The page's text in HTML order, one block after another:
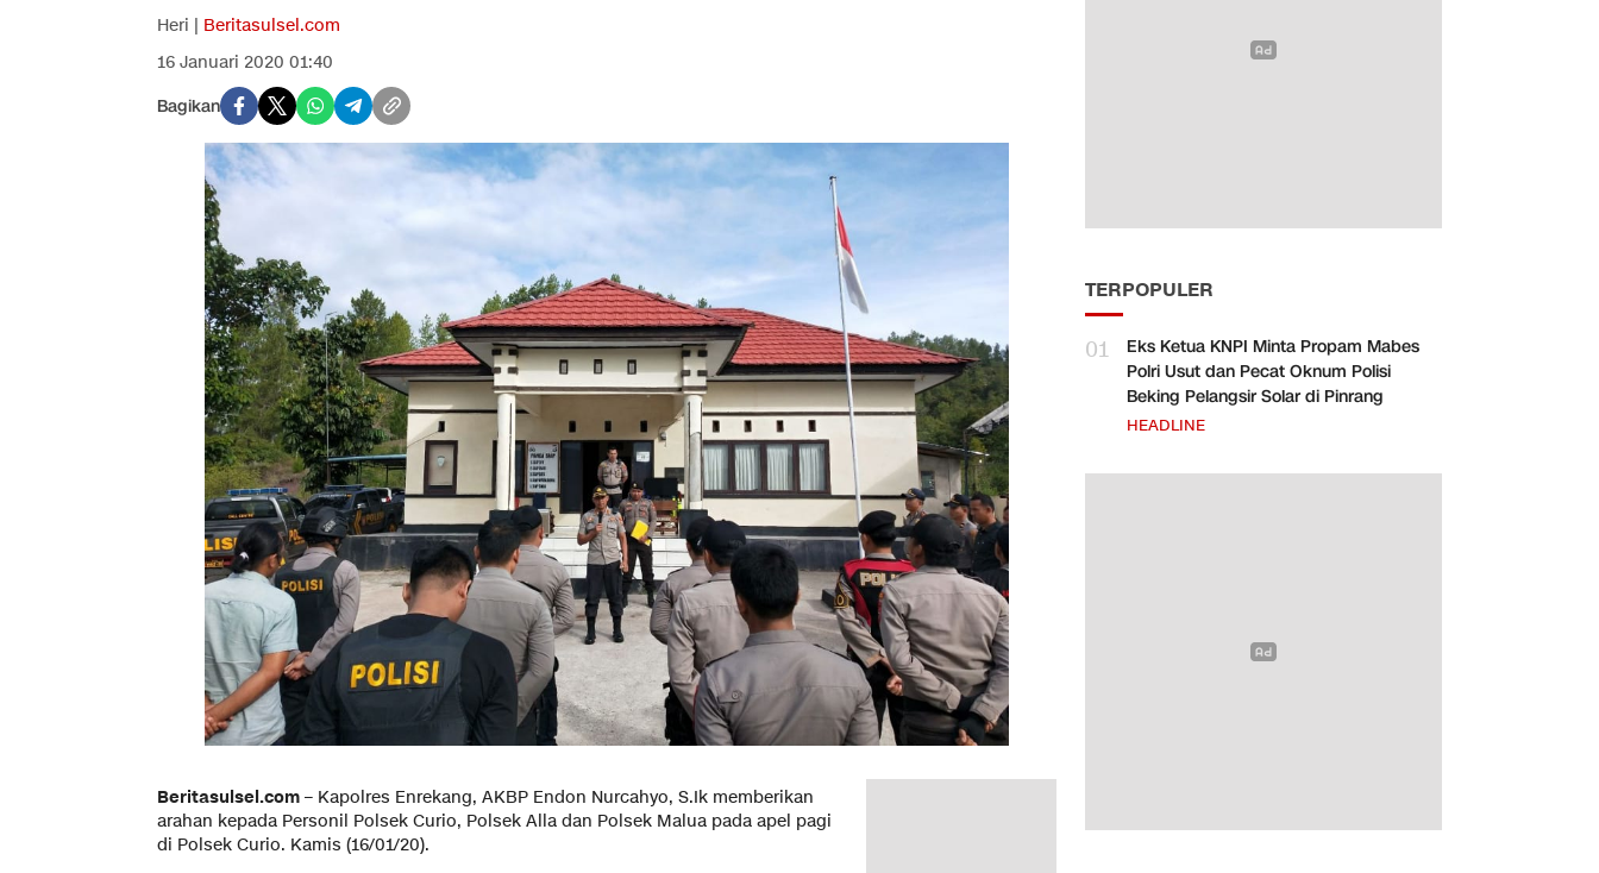
Heri | Beritasulsel.com
16 Januari 2020 01:40
Bagikan
Beritasulsel.com – Kapolres Enrekang, AKBP Endon Nurcahyo, S.Ik memberikan
arahan kepada Personil Polsek Curio, Polsek Alla dan Polsek Malua pada apel pagi
di Polsek Curio. Kamis (16/01/20).
TERPOPULER
01
Eks Ketua KNPI Minta Propam Mabes
Polri Usut dan Pecat Oknum Polisi
Beking Pelangsir Solar di Pinrang
HEADLINE